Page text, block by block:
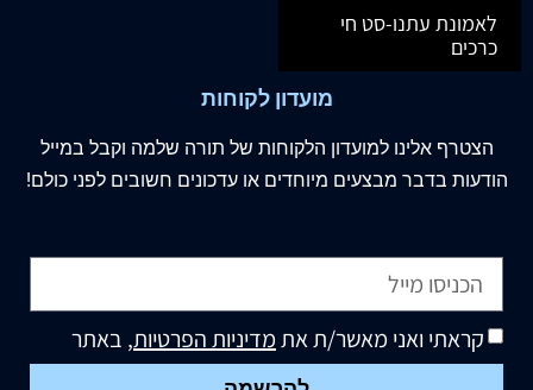
לאמונת עתנו-סט חי
כרכים
מועדון לקוחות
הצטרף אלינו למועדון הלקוחות של תורה שלמה וקבל במייל
הודעות בדבר מבצעים מיוחדים או עדכונים חשובים לפני כולם!
קראתי ואני מאשר/ת אתמדיניות הפרטיות, באתר